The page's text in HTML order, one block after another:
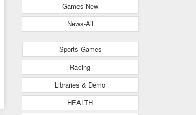
Games-New
News-All
Sports Games
Racing
Libraries & Demo
HEALTH